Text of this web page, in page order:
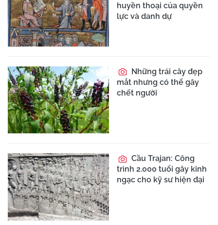
huyền thoại của quyền
lực và danh dự
Những trái cây đẹp
mắt nhưng có thể gây
chết người
Cầu Trajan: Công
trình 2.000 tuổi gây kinh
ngạc cho kỹ sư hiện đại